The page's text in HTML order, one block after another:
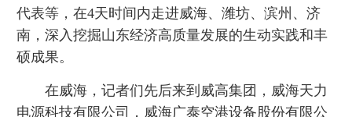
代表等，在4天时间内走进威海、潍坊、滨州、济
南，深入挖掘山东经济高质量发展的生动实践和丰
硕成果。
在威海，记者们先后来到威高集团，威海天力
电源科技有限公司，威海广泰空港设备股份有限公